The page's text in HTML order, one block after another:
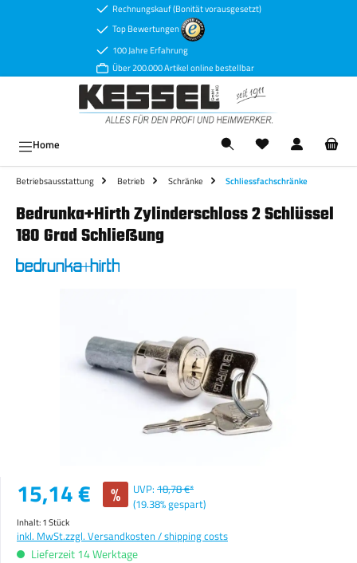
Zum Hauptinhalt springenRechnungskauf (Bonität vorausgesetzt)
Top Bewertungen
100 Jahre Erfahrung
Über 200.000 Artikel online bestellbar
Home
Betriebsausstattung Betrieb Schränke Schliessfachschränke
Bedrunka+Hirth Zylinderschloss 2 Schlüssel
180 Grad Schließung
Verkaufspreis:
15,14 € % UVP: 18,78 €*
(19.38% gespart)
Inhalt:1 Stück
inkl. MwSt.zzgl. Versandkosten / shipping costs
Lieferzeit 14 Werktage